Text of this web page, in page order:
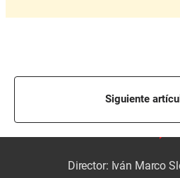
Siguiente
Director: Iván Marco